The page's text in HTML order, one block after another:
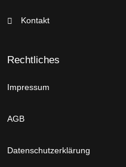
Kontakt
Rechtliches
Impressum
AGB
Datenschutzerklärung